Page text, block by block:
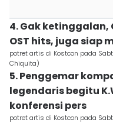
4. Gak ketinggalan,
OST hits, juga siap
potret artis di Kostcon pada
Chiquita)
5. Penggemar
legendaris begitu
konferensi pers
potret artis di Kostcon pada